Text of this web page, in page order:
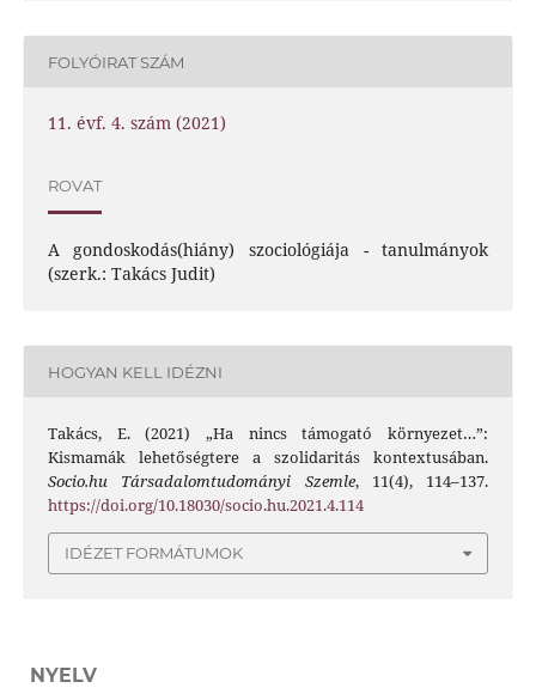
FOLYÓIRAT SZÁM
11. évf. 4. szám (2021)
ROVAT
A gondoskodás(hiány) szociológiája - tanulmányok
(szerk.: Takács Judit)
HOGYAN KELL IDÉZNI
Takács, E. (2021) „Ha nincs támogató környezet…”:
Kismamák lehetőségtere a szolidaritás kontextusában.
Socio.hu Társadalomtudományi Szemle, 11(4), 114–137.
https://doi.org/10.18030/socio.hu.2021.4.114
IDÉZET FORMÁTUMOK
NYELV